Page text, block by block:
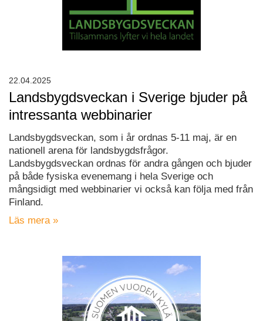
Landsbygdsveckan i Sverige bjuder på
intressanta webbinarier
Landsbygdsveckan, som i år ordnas 5-11 maj, är en
nationell arena för landsbygdsfrågor.
Landsbygdsveckan ordnas för andra gången och bjuder
på både fysiska evenemang i hela Sverige och
mångsidigt med webbinarier vi också kan följa med från
Finland.
Läs mera »
22.04.2025